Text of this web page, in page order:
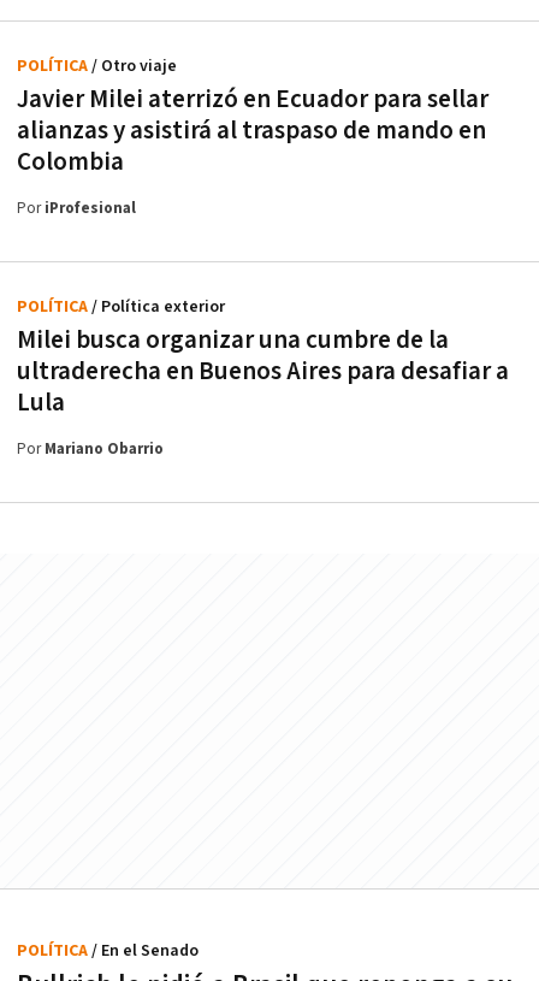
Javier Milei aterrizó en Ecuador para sellar
alianzas y asistirá al traspaso de mando en
Colombia
POLÍTICA/ Otro viaje
PoriProfesional
Milei busca organizar una cumbre de la
ultraderecha en Buenos Aires para desafiar a
Lula
POLÍTICA/ Política exterior
PorMariano Obarrio
POLÍTICA/ En el Senado